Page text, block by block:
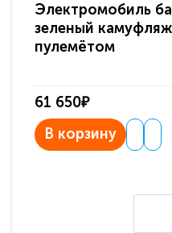
Электромобиль
зеленый
пулемётом
61 650₽
В корзину